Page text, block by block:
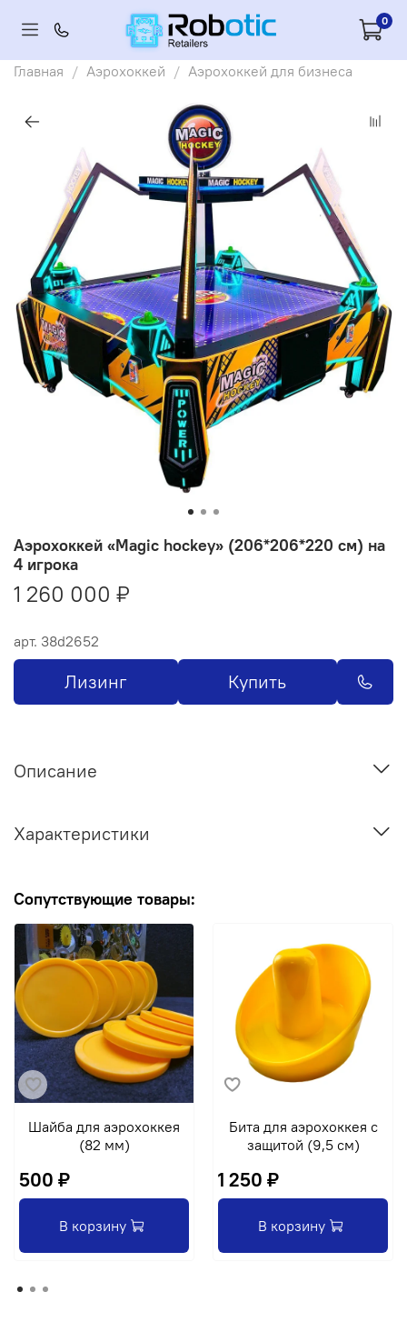
0
Главная Аэрохоккей Аэрохоккей для бизнеса
арт. 38d2652
Аэрохоккей «Magic hockey» (206*206*220 см) на
4 игрока
1 260 000 ₽
Лизинг Купить
Описание
Характеристики
Сопутствующие товары:
Шайба для аэрохоккея
(82 мм)
500 ₽
В корзину
Бита для аэрохоккея с
защитой (9,5 см)
1 250 ₽
В корзину